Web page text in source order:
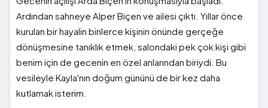
Ardından sahneye Alper Biçen ve ailesi çıktı. Yıllar önce
kurulan bir hayalin binlerce kişinin önünde gerçeğe
dönüşmesine tanıklık etmek, salondaki pek çok kişi gibi
benim için de gecenin en özel anlarından biriydi. Bu
vesileyle Kayla'nın doğum gününü de bir kez daha
kutlamak isterim.